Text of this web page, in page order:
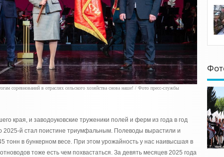
соревнований в отраслях сельского хозяйства снова наше! / Фото пресс-службы
края, и заводоуковские труженики полей и ферм из года в год
2025-й стал поистине триумфальным. Полеводы вырастили и
тонн в бункерном весе. При этом урожайность у нас наивысшая в
тоже есть чем похвастаться. За девять месяцев 2025 года